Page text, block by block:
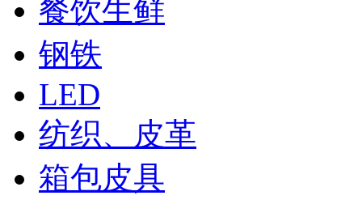
餐饮生鲜
钢铁
LED
纺织、皮革
箱包皮具